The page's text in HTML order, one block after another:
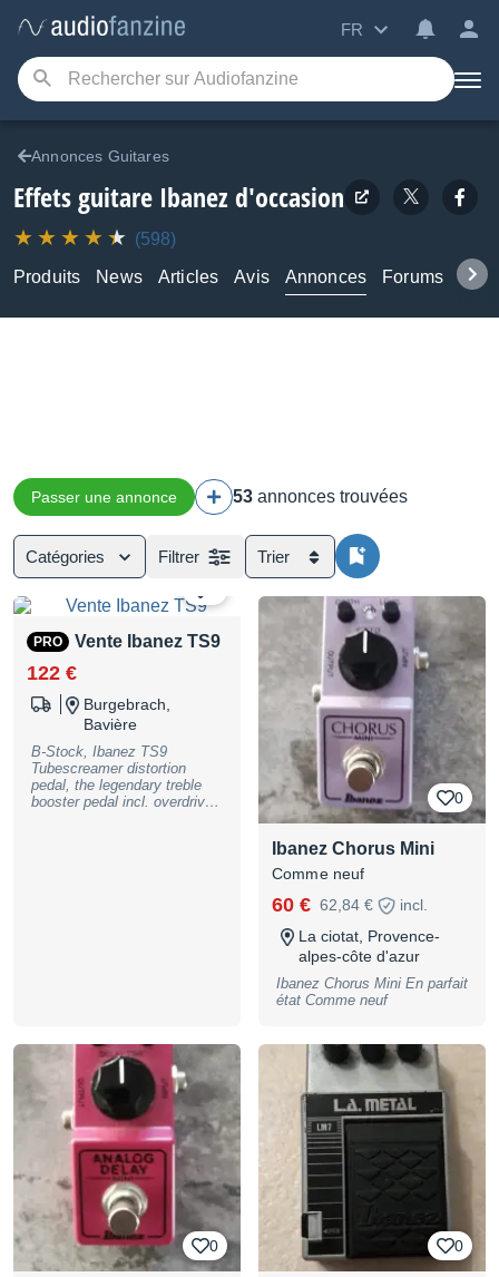
FR
Annonces Guitares
Effets guitare Ibanez d'occasion
(598)
Produits
News Articles Avis Annonces Forums
Passer une annonce 53 annonces trouvées
Catégories Filtrer Trier
PRO Vente Ibanez TS9
122 €
Burgebrach,
Bavière
B-Stock, Ibanez TS9
Tubescreamer distortion
pedal, the legendary treble
booster pedal incl. overdrive
0
Ibanez Chorus Mini
Comme neuf
60 € 62,84 €
incl.
La ciotat, Provence-
alpes-côte d'azur
Ibanez Chorus Mini En parfait
état Comme neuf
0 0